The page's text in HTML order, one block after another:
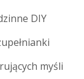
DIY
myśli